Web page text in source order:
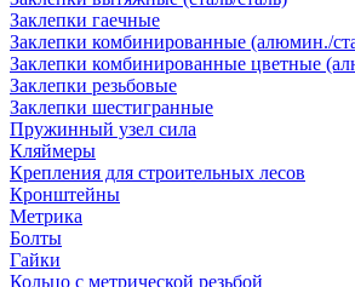
Заклепки гаечные
Заклепки комбинированные (алюмин./
Заклепки комбинированные цветные
Заклепки резьбовые
Заклепки шестигранные
Пружинный узел сила
Кляймеры
Крепления для строительных лесов
Кронштейны
Метрика
Болты
Гайки
Кольцо с метрической резьбой